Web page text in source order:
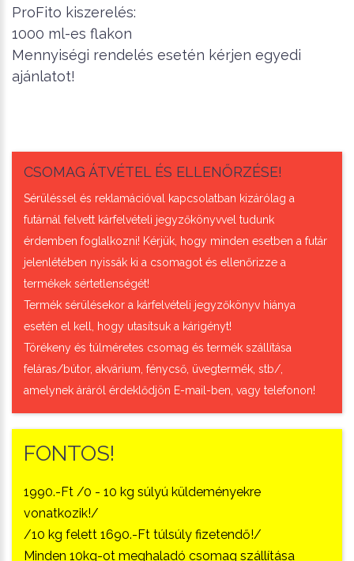
ProFito kiszerelés:
1000 ml-es flakon
Mennyiségi rendelés esetén kérjen egyedi
ajánlatot!
CSOMAG ÁTVÉTEL ÉS ELLENŐRZÉSE!
Sérüléssel és reklamációval kapcsolatban kizárólag a
futárnál felvett kárfelvételi jegyzőkönyvvel tudunk
érdemben foglalkozni! Kérjük, hogy minden esetben a futár
jelenlétében nyissák ki a csomagot és ellenőrizze a
termékek sértetlenségét!
Termék sérülésekor a kárfelvételi jegyzőkönyv hiánya
esetén el kell, hogy utasítsuk a kárigényt!
Törékeny és túlméretes csomag és termék szállítása
feláras/bútor, akvárium, fénycső, üvegtermék, stb/,
amelynek áráról érdeklődjön E-mail-ben, vagy telefonon!
FONTOS!
1990.-Ft /0 - 10 kg súlyú küldeményekre
vonatkozik!/
/10 kg felett 1690.-Ft túlsúly fizetendő!/
Minden 10kg-ot meghaladó csomag szállítása